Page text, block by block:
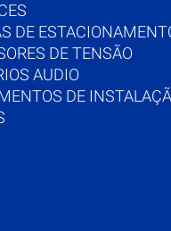
DE
DE TENSÃO
AUDIO
DE